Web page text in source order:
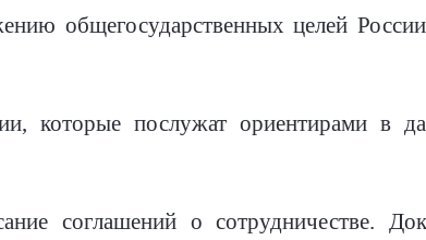
общегосударственных целей
которые послужат ориентирами в
соглашений о сотрудничестве.